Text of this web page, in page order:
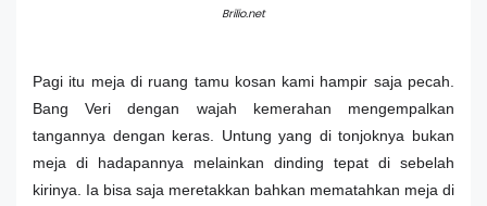
Brilio.net
Pagi itu meja di ruang tamu kosan kami hampir saja pecah.
Bang Veri dengan wajah kemerahan mengempalkan
tangannya dengan keras. Untung yang di tonjoknya bukan
meja di hadapannya melainkan dinding tepat di sebelah
kirinya. Ia bisa saja meretakkan bahkan mematahkan meja di